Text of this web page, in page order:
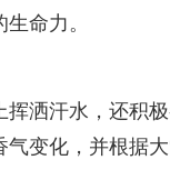
命力。
洒汗水，还积
变化，并根据